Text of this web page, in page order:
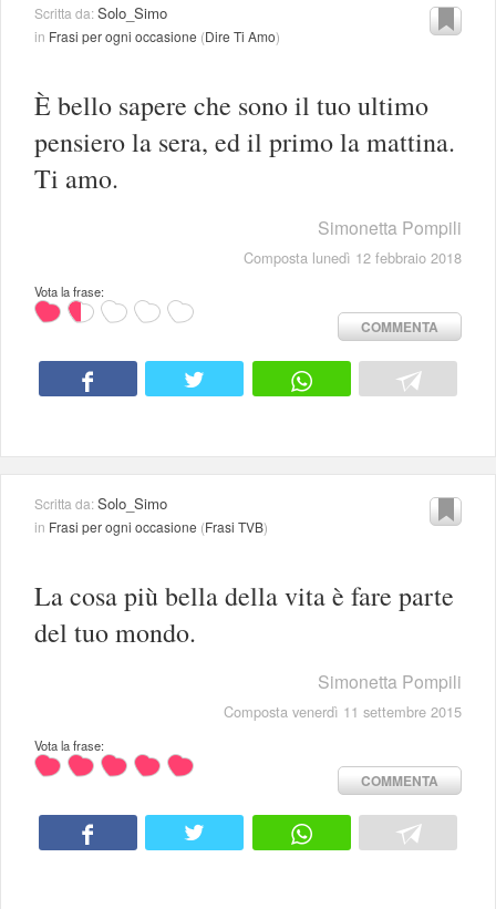
Scritta da:Solo_Simo
in Frasi per ogni occasione (Dire Ti Amo)
È bello sapere che sono il tuo ultimo
pensiero la sera, ed il primo la mattina.
Ti amo.
Simonetta Pompili
Composta lunedì 12 febbraio 2018
Vota la frase:
COMMENTA
Scritta da:Solo_Simo
in Frasi per ogni occasione (Frasi TVB)
La cosa più bella della vita è fare parte
del tuo mondo.
Simonetta Pompili
Composta venerdì 11 settembre 2015
Vota la frase:
COMMENTA